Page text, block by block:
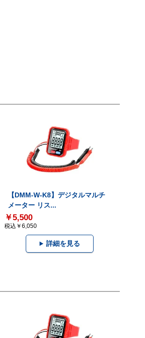
【DMM-W-K8】デジタルマルチ
メーター リス...
￥5,500
税込￥6,050
詳細を見る